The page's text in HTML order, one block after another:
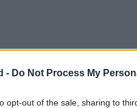
- Do Not Process My
opt-out of the sale, sharing to